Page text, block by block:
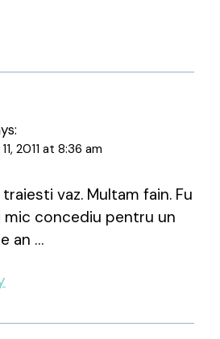
2011 at 8:36 am
vaz. Multam fain. Fu
mic concediu pentru un
an …